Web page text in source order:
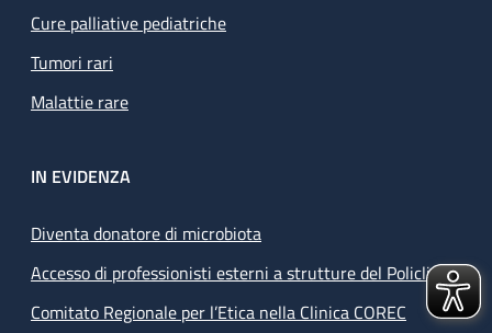
Cure palliative pediatriche
Tumori rari
Malattie rare
IN EVIDENZA
Diventa donatore di microbiota
Accesso di professionisti esterni a strutture del Policlinico
Comitato Regionale per l’Etica nella Clinica COREC